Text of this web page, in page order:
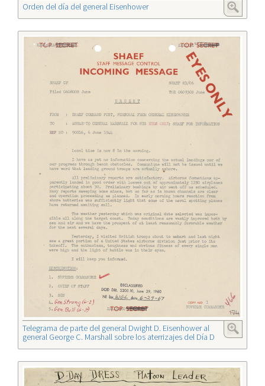
Orden del día del general Eisenhower
Telegrama de parte del general Dwight D. Eisenhower al
general George C. Marshall sobre los aterrizajes del Día D